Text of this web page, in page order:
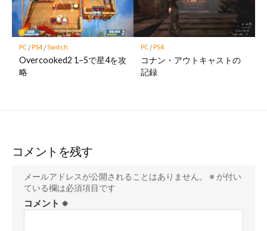
PC/PS4/Switch
Overcooked2 1−5で星4を攻
略
PC/PS4
コナン・アウトキャストの
記録
コメントを残す
メールアドレスが公開されることはありません。 ※ が付い
ている欄は必須項目です
コメント ※